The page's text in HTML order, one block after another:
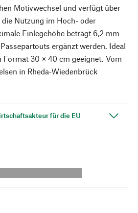
Motivwechsel und verfügt über
Nutzung im Hoch- oder
Einlegehöhe beträgt 6,2 mm
ergänzt werden. Ideal
30 × 40 cm geeignet. Vom
in Rheda-Wiedenbrück
für die EU